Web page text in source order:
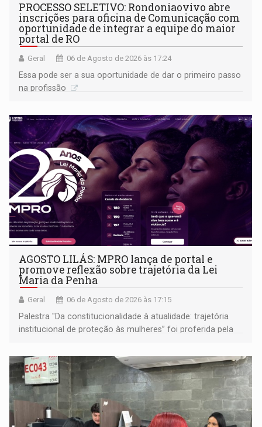
PROCESSO SELETIVO: Rondoniaovivo abre
inscrições para oficina de Comunicação com
oportunidade de integrar a equipe do maior
portal de RO
Geral 06 de Agosto de 2026 às 17:24
Essa pode ser a sua oportunidade de dar o primeiro passo
na profissão
AGOSTO LILÁS: MPRO lança de portal e
promove reflexão sobre trajetória da Lei
Maria da Penha
Geral 06 de Agosto de 2026 às 17:15
Palestra "Da constitucionalidade à atualidade: trajetória
institucional de proteção às mulheres” foi proferida pela
Goiás